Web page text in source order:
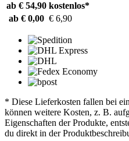
ab € 54,90 kostenlos*
ab € 0,00 € 6,90
* Diese Lieferkosten fallen bei
können weitere Kosten, z. B.
Eigenschaften der Produkte,
du direkt in der